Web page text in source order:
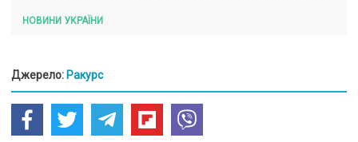
НОВИНИ УКРАЇНИ
Джерело: Ракурс